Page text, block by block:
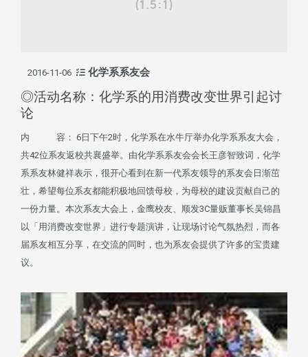
2016-11-06 化学系系友会
◎活动名称：化学系的用消费改变世界引起讨
论
内 容： 6日下午2时，化学系在水牛厅举办化学系系友大会，
共42位系友返校共襄盛举。由化学系系友会会长王彦智致词，化学
系系友林健祥表示，很开心看到在新一代系友领导的系友会日渐茁
壮，希望每位系友都能积极地回馈母校，为母校的建设贡献自己的
一份力量。本次系友大会上，金鹰校友、顺发3C量贩董事长吴锦昌
以「用消费改变世界」进行专题演讲，让现场讨论气氛热烈，而各
届系友相互分享，在交流的同时，也为系友会提供了许多的宝贵建
议。